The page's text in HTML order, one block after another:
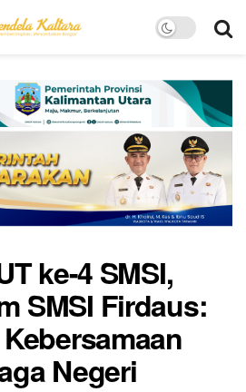
ke-4 SMSI,
SMSI Firdaus:
Negeri